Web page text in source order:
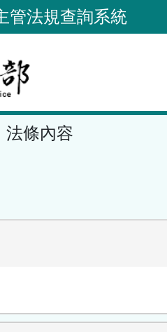
管法規查詢系統
法條內容